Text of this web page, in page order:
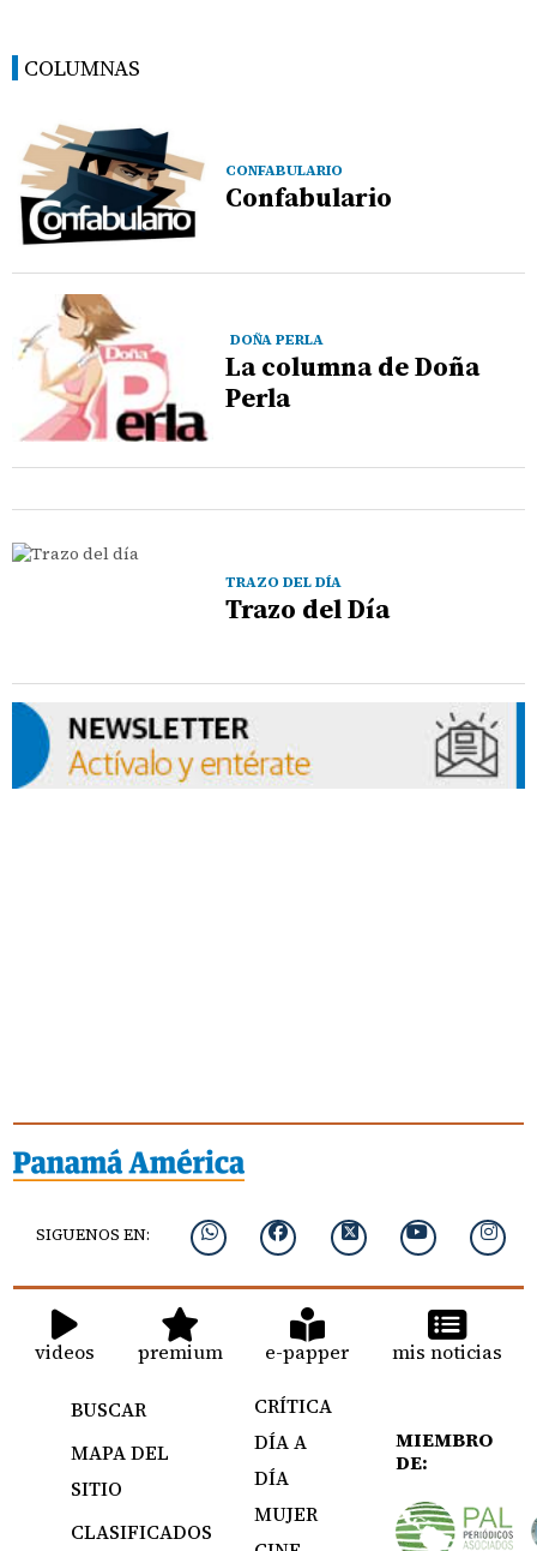
COLUMNAS
CONFABULARIO
Confabulario
DOÑA PERLA
La columna de Doña
Perla
TRAZO DEL DÍA
Trazo del Día
SIGUENOS EN:
videos premium e-papper mis noticias
BUSCAR
MAPA DEL
SITIO
CLASIFICADOS
CRÍTICA
DÍA A
DÍA
MUJER
MIEMBRO
DE: